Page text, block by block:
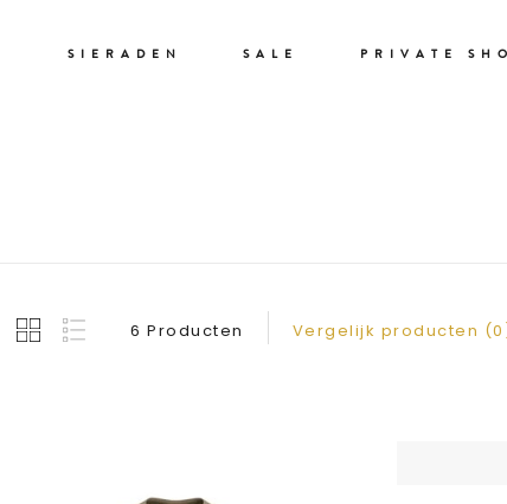
SIERADEN SALE PRIVATE
6 Producten Vergelijk producten